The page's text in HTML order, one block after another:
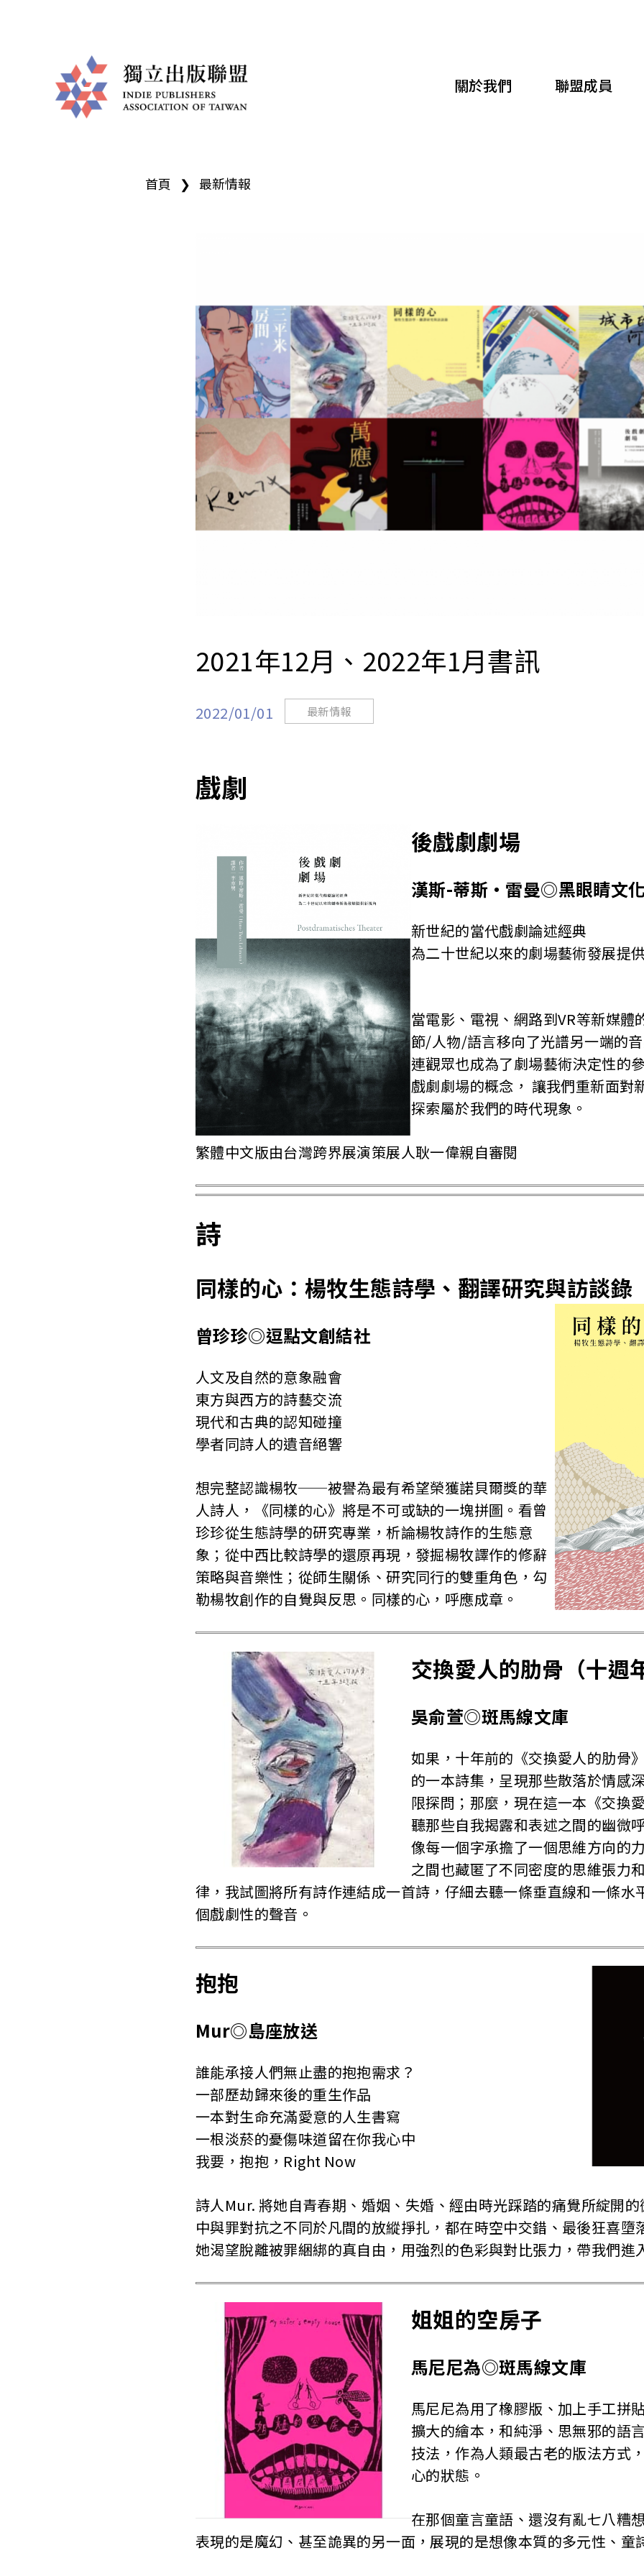
關於我們 聯盟成員
首頁 ❯ 最新情報
2021年12月、2022年1月書訊
2022/01/01 最新情報
戲劇
後戲劇劇場
漢斯-蒂斯‧雷曼◎黑眼睛文化
新世紀的當代戲劇論述經典
為二十世紀以來的劇場藝術發展提
當電影、電視、網路到VR等新媒體
節/人物/語言移向了光譜另一端的
連觀眾也成為了劇場藝術決定性的
戲劇劇場的概念， 讓我們重新面對
探索屬於我們的時代現象。
繁體中文版由台灣跨界展演策展人耿一偉親自審閱
詩
同樣的心：楊牧生態詩學、翻譯研究與訪談錄
曾珍珍◎逗點文創結社
人文及自然的意象融會
東方與西方的詩藝交流
現代和古典的認知碰撞
學者同詩人的遺音絕響
想完整認識楊牧──被譽為最有希望榮獲諾貝爾獎的華
人詩人，《同樣的心》將是不可或缺的一塊拼圖。看曾
珍珍從生態詩學的研究專業，析論楊牧詩作的生態意
象；從中西比較詩學的還原再現，發掘楊牧譯作的修辭
策略與音樂性；從師生關係、研究同行的雙重角色，勾
勒楊牧創作的自覺與反思。同樣的心，呼應成章。
交換愛人的肋骨（十週
吳俞萱◎斑馬線文庫
如果，十年前的《交換愛人的肋骨
的一本詩集，呈現那些散落於情感
限探問；那麼，現在這一本《交換
聽那些自我揭露和表述之間的幽微
像每一個字承擔了一個思維方向的
之間也藏匿了不同密度的思維張力
律，我試圖將所有詩作連結成一首詩，仔細去聽一條垂直線和一條水
個戲劇性的聲音。
抱抱
Mur◎島座放送
誰能承接人們無止盡的抱抱需求？
一部歷劫歸來後的重生作品
一本對生命充滿愛意的人生書寫
一根淡菸的憂傷味道留在你我心中
我要，抱抱，Right Now
詩人Mur. 將她自青春期、婚姻、失婚、經由時光踩踏的痛覺所綻開
中與罪對抗之不同於凡間的放縱掙扎，都在時空中交錯、最後狂喜墮
她渴望脫離被罪綑綁的真自由，用強烈的色彩與對比張力，帶我們進
姐姐的空房子
馬尼尼為◎斑馬線文庫
馬尼尼為用了橡膠版、加上手工拼
擴大的繪本，和純淨、思無邪的語
技法，作為人類最古老的版法方式
心的狀態。
在那個童言童語、還沒有亂七八糟
表現的是魔幻、甚至詭異的另一面，展現的是想像本質的多元性、童